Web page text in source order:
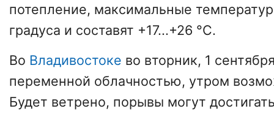
потепление, максимальные
градуса и составят +17...+26 °С.
Во Владивостоке во вторник, 1
переменной облачностью, утром
Будет ветрено, порывы могут